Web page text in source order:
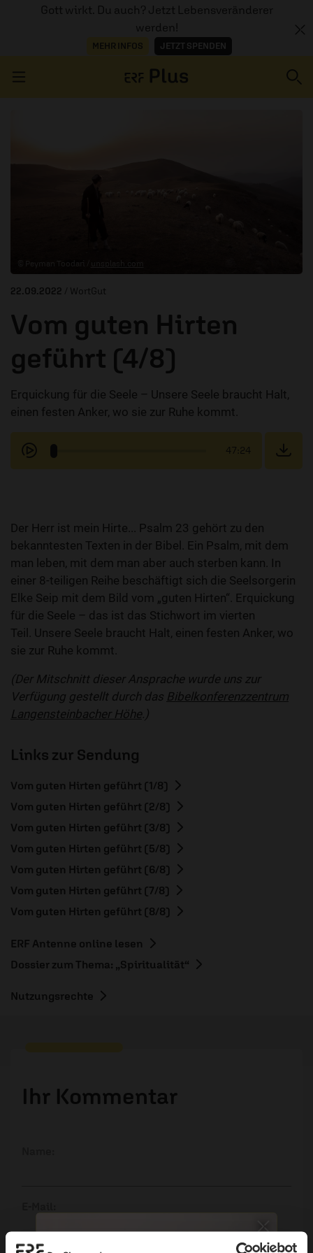
Gott wirkt. Du auch? Jetzt Lebensveränderer
werden!
MEHR INFOS JETZT SPENDEN
22.09.2022 / WortGut
Vom guten Hirten
geführt (4/8)
Erquickung für die Seele – Unsere Seele braucht Halt,
einen festen Anker, wo sie zur Ruhe kommt.
47:24
Der Herr ist mein Hirte... Psalm 23 gehört zu den
bekanntesten Texten in der Bibel. Ein Psalm, mit dem
man leben, mit dem man aber auch sterben kann. In
einer 8-teiligen Reihe beschäftigt sich die Seelsorgerin
Elke Seip mit dem Bild vom „guten Hirten“. Erquickung
für die Seele – das ist das Stichwort im vierten
Teil. Unsere Seele braucht Halt, einen festen Anker, wo
sie zur Ruhe kommt.
(Der Mitschnitt dieser Ansprache wurde uns zur
Verfügung gestellt durch das Bibelkonferenzzentrum
Langensteinbacher Höhe.)
Links zur Sendung
Vom guten Hirten geführt (1/8)
Vom guten Hirten geführt (2/8)
Vom guten Hirten geführt (3/8)
Vom guten Hirten geführt (5/8)
Vom guten Hirten geführt (6/8)
Vom guten Hirten geführt (7/8)
Vom guten Hirten geführt (8/8)
ERF Antenne online lesen
Dossier zum Thema: „Spiritualität“
Nutzungsrechte
Ihr Kommentar